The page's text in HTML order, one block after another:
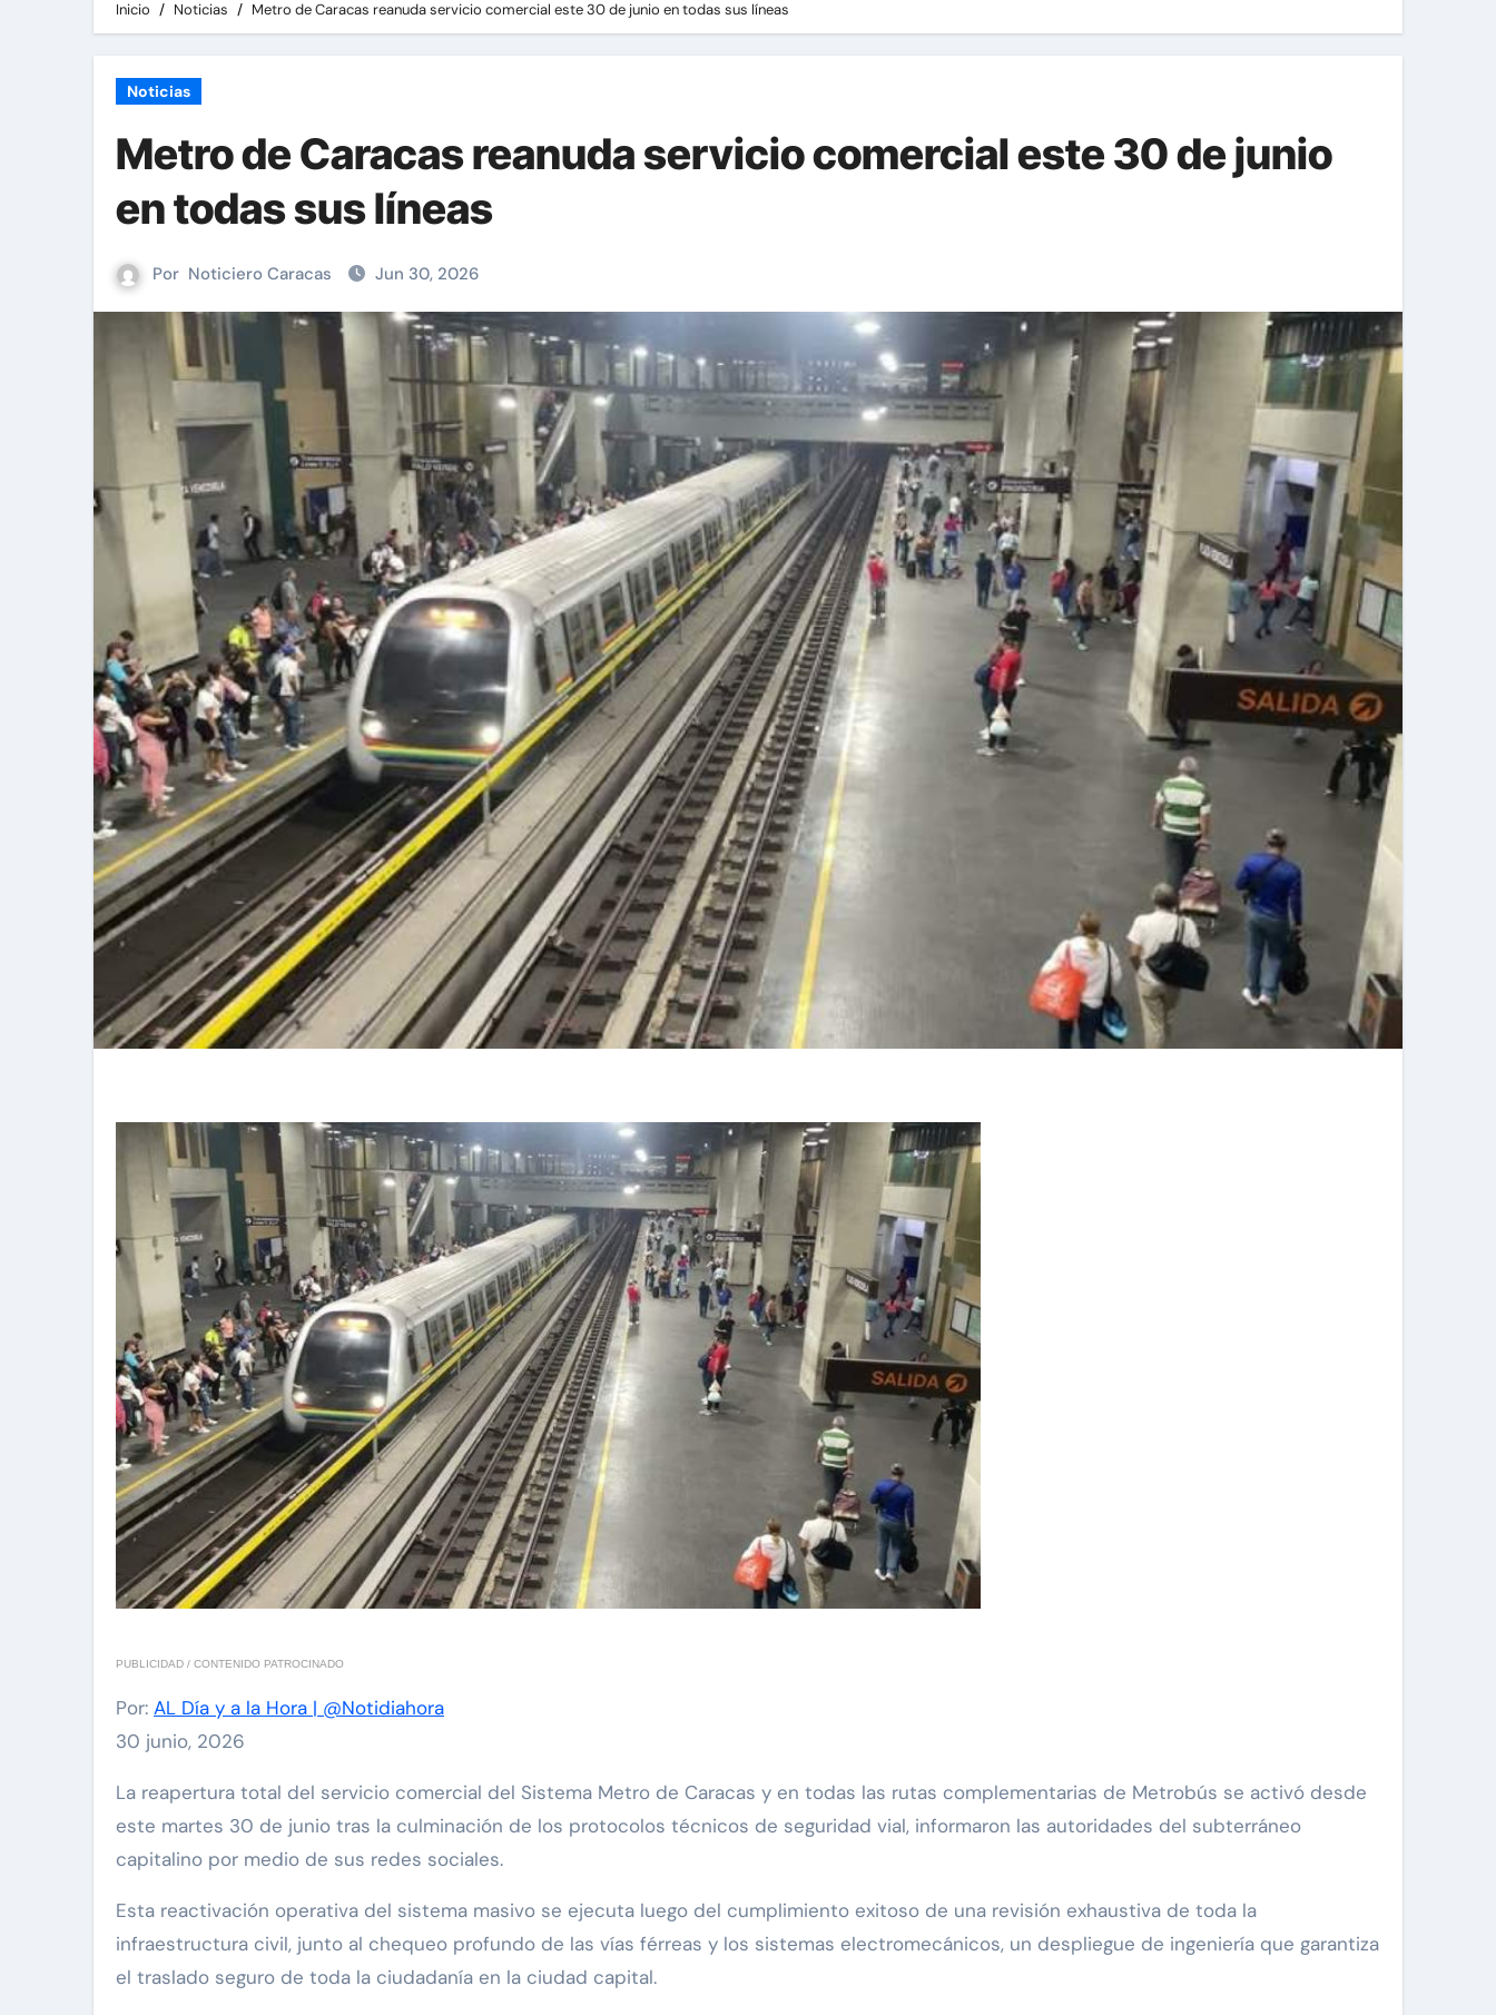
Inicio Noticias Metro de Caracas reanuda servicio comercial este 30 de junio en todas sus líneas
Noticias
Metro de Caracas reanuda servicio comercial este 30 de junio
en todas sus líneas
Por Noticiero Caracas Jun 30, 2026
PUBLICIDAD / CONTENIDO PATROCINADO
Por: AL Día y a la Hora | @Notidiahora
30 junio, 2026
La reapertura total del servicio comercial del Sistema Metro de Caracas y en todas las rutas complementarias de Metrobús se activó desde
este martes 30 de junio tras la culminación de los protocolos técnicos de seguridad vial, informaron las autoridades del subterráneo
capitalino por medio de sus redes sociales.
Esta reactivación operativa del sistema masivo se ejecuta luego del cumplimiento exitoso de una revisión exhaustiva de toda la
infraestructura civil, junto al chequeo profundo de las vías férreas y los sistemas electromecánicos, un despliegue de ingeniería que garantiza
el traslado seguro de toda la ciudadanía en la ciudad capital.